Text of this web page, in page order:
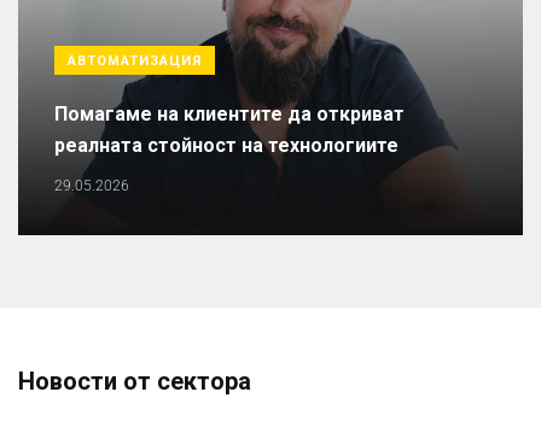
АВТОМАТИЗАЦИЯ
Помагаме на клиентите да откриват
реалната стойност на технологиите
29.05.2026
Новости от сектора